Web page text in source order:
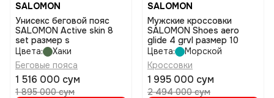
SALOMON
Унисекс беговой пояс
SALOMON Active skin 8
set размер s
Цвета:
Хаки
Беговые пояса
1 516 000 сум
1 895 000 сум
SALOMON
Мужские кроссовки
SALOMON Shoes aero
glide 4 grvl размер 10
Цвета:
Морской
Кроссовки
1 995 000 сум
2 494 000 сум